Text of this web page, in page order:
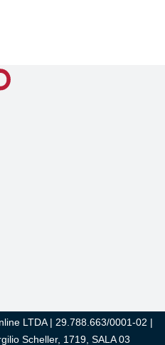
LTDA | 29.788.663/0001-02 |
Scheller, 1719, SALA 03